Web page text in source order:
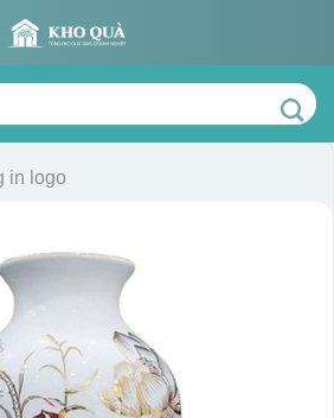
in logo